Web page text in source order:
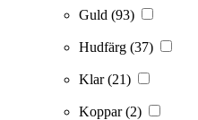
Guld (93)
Hudfärg (37)
Klar(21)
Koppar(2)